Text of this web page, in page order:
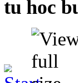
tu hoc